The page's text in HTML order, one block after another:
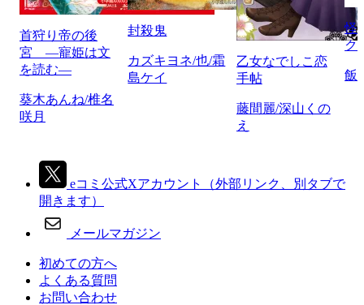
首狩り帝の後
宮 ―寵姫は文
を読む―
葵木あんね/椎名
咲月
封殺鬼
カズキヨネ/也/霜
島ケイ
乙女なでしこ恋
手帖
藤間麗/深山くの
え
怪
ク
飯
eコミ公式Xアカウント
（外部リンク、別タブで
開きます）
メールマガジン
初めての方へ
よくある質問
お問い合わせ